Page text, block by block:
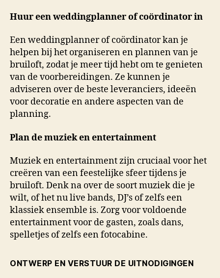
Huur een weddingplanner of coördinator in
Een weddingplanner of coördinator kan je
helpen bij het organiseren en plannen van je
bruiloft, zodat je meer tijd hebt om te genieten
van de voorbereidingen. Ze kunnen je
adviseren over de beste leveranciers, ideeën
voor decoratie en andere aspecten van de
planning.
Plan de muziek en entertainment
Muziek en entertainment zijn cruciaal voor het
creëren van een feestelijke sfeer tijdens je
bruiloft. Denk na over de soort muziek die je
wilt, of het nu live bands, DJ’s of zelfs een
klassiek ensemble is. Zorg voor voldoende
entertainment voor de gasten, zoals dans,
spelletjes of zelfs een fotocabine.
ONTWERP EN VERSTUUR DE UITNODIGINGEN